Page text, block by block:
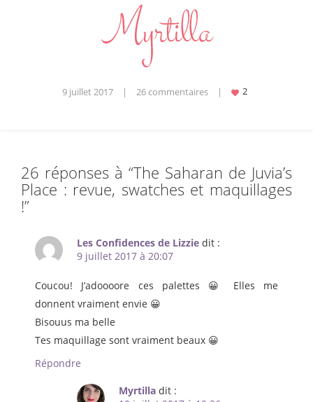
9 juillet 2017 | 26 commentaires |
26 réponses à “The Saharan de Juvia’s
Place : revue, swatches et maquillages
!”
Les Confidences de Lizzie dit :
9 juillet 2017 à 20:07
Coucou! J’adoooore ces palettes 😀 Elles me
donnent vraiment envie 😀
Bisouus ma belle
Tes maquillage sont vraiment beaux 😀
Répondre
Myrtilla dit :